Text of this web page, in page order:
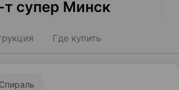
супер Минск
Где купить
Спираль